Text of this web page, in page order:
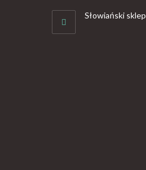
Słowiański sklep